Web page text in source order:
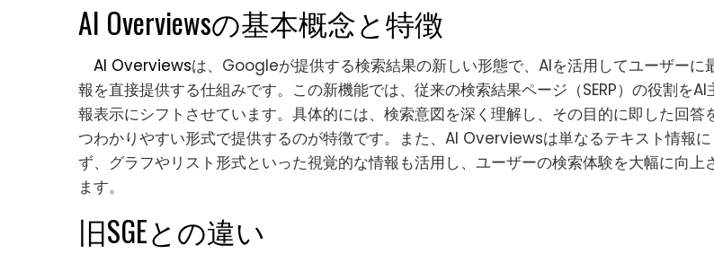
AI Overviewsの基本概念と特徴
AI Overviewsは、Googleが提供する検索結果の新しい形態で、AIを活用してユーザーに
報を直接提供する仕組みです。この新機能では、従来の検索結果ページ（SERP）の役割をAI
報表示にシフトさせています。具体的には、検索意図を深く理解し、その目的に即した回答
つわかりやすい形式で提供するのが特徴です。また、AI Overviewsは単なるテキスト情報に
ず、グラフやリスト形式といった視覚的な情報も活用し、ユーザーの検索体験を大幅に向上
ます。
旧SGEとの違い